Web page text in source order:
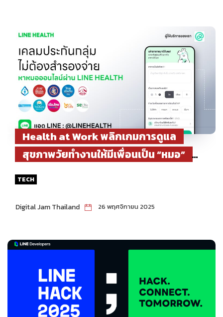
Health at Work พลิกเกมการดูแล
สุขภาพวัยทำงานให้มีเพื่อนเป็น “หมอ”
ปรึกษาได้ผ่าน LINE HEALTH
TECH
Digital Jam Thailand 26 พฤศจิกายน 2025